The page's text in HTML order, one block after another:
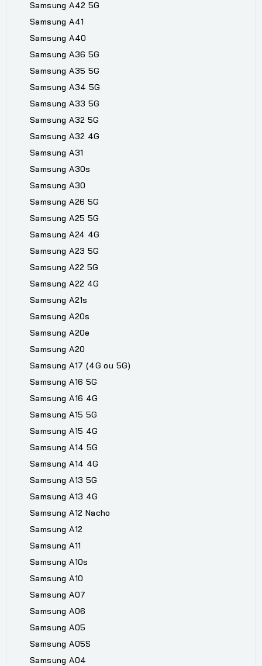
Samsung A42 5G
Samsung A41
Samsung A40
Samsung A36 5G
Samsung A35 5G
Samsung A34 5G
Samsung A33 5G
Samsung A32 5G
Samsung A32 4G
Samsung A31
Samsung A30s
Samsung A30
Samsung A26 5G
Samsung A25 5G
Samsung A24 4G
Samsung A23 5G
Samsung A22 5G
Samsung A22 4G
Samsung A21s
Samsung A20s
Samsung A20e
Samsung A20
Samsung A17 (4G ou 5G)
Samsung A16 5G
Samsung A16 4G
Samsung A15 5G
Samsung A15 4G
Samsung A14 5G
Samsung A14 4G
Samsung A13 5G
Samsung A13 4G
Samsung A12 Nacho
Samsung A12
Samsung A11
Samsung A10s
Samsung A10
Samsung A07
Samsung A06
Samsung A05
Samsung A05S
Samsung A04